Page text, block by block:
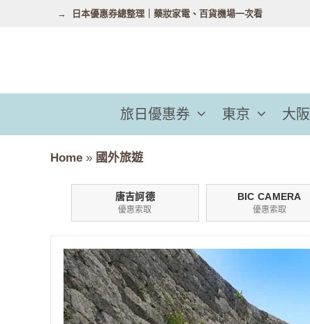
容
日本優惠券總整理｜藥妝家電、百貨機場一次看
旅日優惠券 東京 大阪
Home » 國外旅遊
唐吉訶德
優惠索取
BIC CAMERA
優惠索取